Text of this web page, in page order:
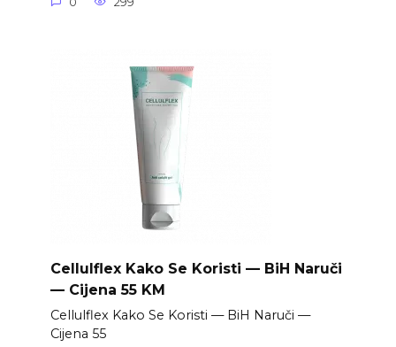
Cellulflex Kako Se Koristi — BiH Naruči
— Cijena 55 KM
Cellulflex Kako Se Koristi — BiH Naruči —
Cijena 55